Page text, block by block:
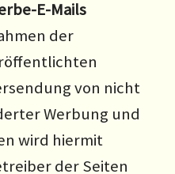
E-Mails
der
von nicht
Werbung und
wird hiermit
der Seiten